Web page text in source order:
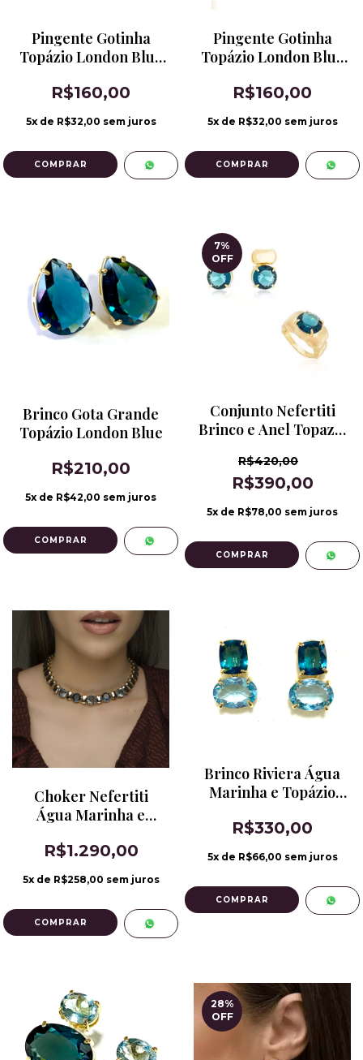
Pingente Gotinha
Topázio London Blue
Ródio
R$160,00
5x de R$32,00 sem juros
Pingente Gotinha
Topázio London Blue
R$160,00
5x de R$32,00 sem juros
Brinco Gota Grande
Topázio London Blue
R$210,00
5x de R$42,00 sem juros
7%
OFF
Conjunto Nefertiti
Brinco e Anel Topazio
R$420,00
R$390,00
5x de R$78,00 sem juros
COMPRAR
Choker Nefertiti
Água Marinha e
R$1.290,00
5x de R$258,00 sem juros
Brinco Riviera Água
Marinha e Topázio
R$330,00
5x de R$66,00 sem juros
28%
OFF